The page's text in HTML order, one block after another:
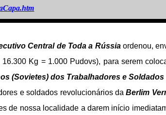
Central de Toda a Rússiaordenou,
Kg = 1.000 Pudovs), para serem
(Sovietes) dos Trabalhadores e Soldados
e soldados revolucionários daBerlim
de nossa localidade a darem início